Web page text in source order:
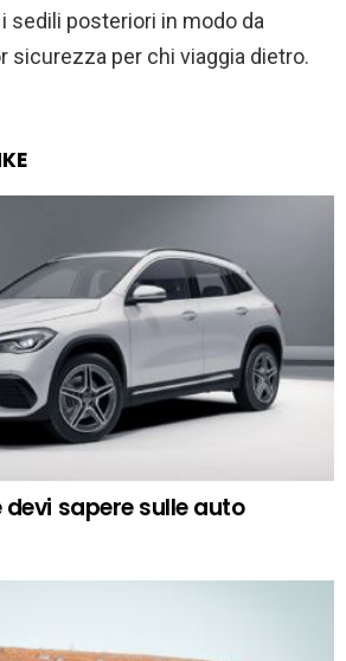
sedili posteriori in modo da
sicurezza per chi viaggia dietro.
sapere sulle auto